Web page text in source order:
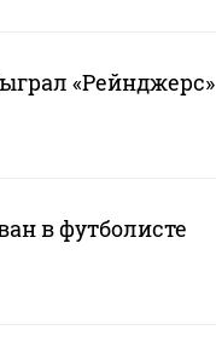
«Рейнджерс»
в футболисте